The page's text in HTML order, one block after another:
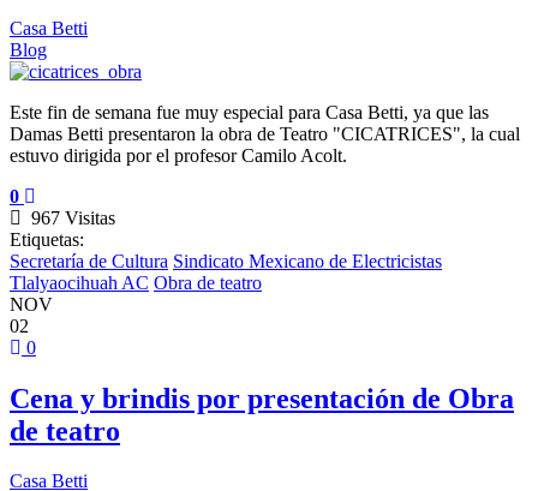
Casa Betti
Blog
Este fin de semana fue muy especial para Casa Betti, ya que las
Damas Betti presentaron la obra de Teatro "CICATRICES", la cual
estuvo dirigida por el profesor Camilo Acolt.
0
967 Visitas
Etiquetas:
Secretaría de Cultura Sindicato Mexicano de Electricistas
Tlalyaocihuah AC Obra de teatro
NOV
02
0
Cena y brindis por presentación de Obra
de teatro
Casa Betti